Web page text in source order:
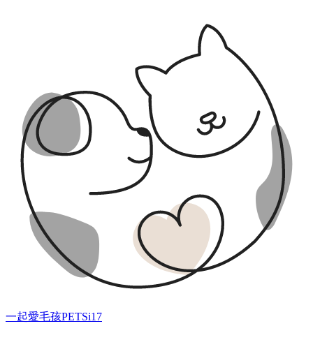
一起愛毛孩PETSi17